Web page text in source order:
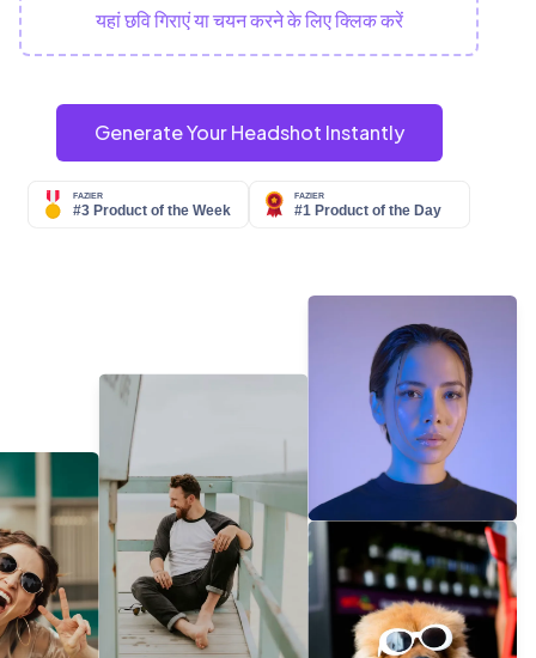
यहां छवि गिराएं या चयन करने के लिए क्लिक करें
Generate Your Headshot Instantly